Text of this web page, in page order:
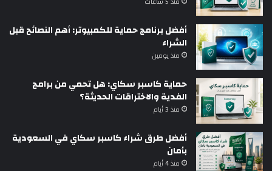
أفضل برنامج حماية للكمبيوتر: أهم النصائح قبل
الشراء
منذ يومين
حماية كاسبر سكاي: هل تحمي من برامج
الفدية والاختراقات الحديثة؟
منذ 3 أيام
أفضل طرق شراء كاسبر سكاي في السعودية
بأمان
منذ 4 أيام